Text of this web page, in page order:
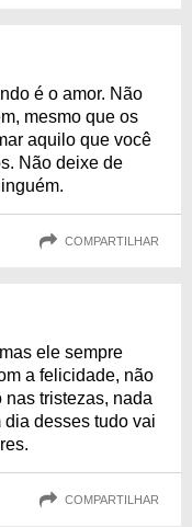
é o amor. Não
mesmo que os
aquilo que você
Não deixe de
COMPARTILHAR
ele sempre
a felicidade, não
tristezas, nada
dia desses tudo vai
COMPARTILHAR